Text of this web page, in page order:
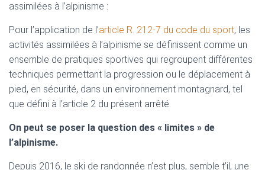
assimilées à l’alpinisme :
Pour l’application de l’article R. 212-7 du code du sport, les
activités assimilées à l’alpinisme se définissent comme un
ensemble de pratiques sportives qui regroupent différentes
techniques permettant la progression ou le déplacement à
pied, en sécurité, dans un environnement montagnard, tel
que défini à l’article 2 du présent arrêté.
On peut se poser la question des « limites » de
l’alpinisme.
Depuis 2016, le ski de randonnée n’est plus, semble t’il, une